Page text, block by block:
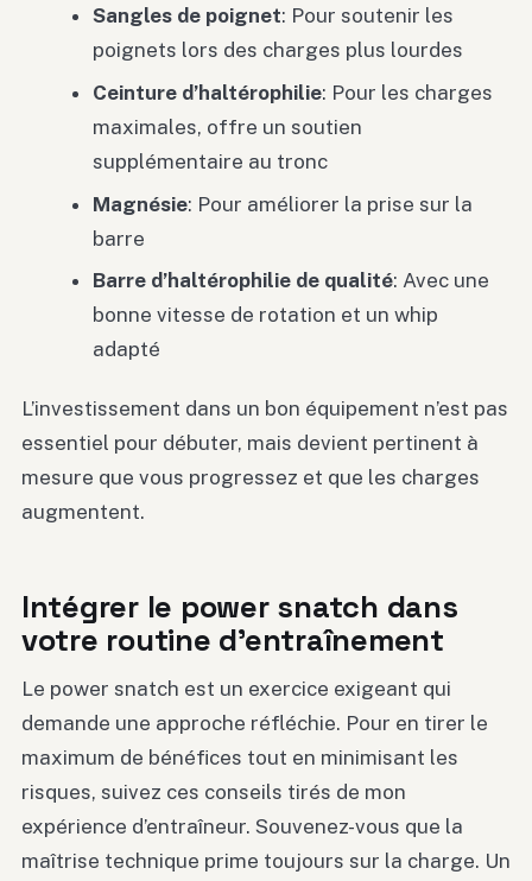
Sangles de poignet: Pour soutenir les
poignets lors des charges plus lourdes
Ceinture d’haltérophilie: Pour les charges
maximales, offre un soutien
supplémentaire au tronc
Magnésie: Pour améliorer la prise sur la
barre
Barre d’haltérophilie de qualité: Avec une
bonne vitesse de rotation et un whip
adapté
L’investissement dans un bon équipement n’est pas
essentiel pour débuter, mais devient pertinent à
mesure que vous progressez et que les charges
augmentent.
Intégrer le power snatch dans
votre routine d’entraînement
Le power snatch est un exercice exigeant qui
demande une approche réfléchie. Pour en tirer le
maximum de bénéfices tout en minimisant les
risques, suivez ces conseils tirés de mon
expérience d’entraîneur. Souvenez-vous que la
maîtrise technique prime toujours sur la charge. Un